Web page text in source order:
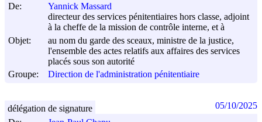
De:
Yannick Massard
directeur des services pénitentiaires hors classe, adjoint
à la cheffe de la mission de contrôle interne, et à
Objet:
au nom du garde des sceaux, ministre de la justice,
l'ensemble des actes relatifs aux affaires des services
placés sous son autorité
Groupe:
Direction de l'administration pénitentiaire
délégation de signature 05/10/2025